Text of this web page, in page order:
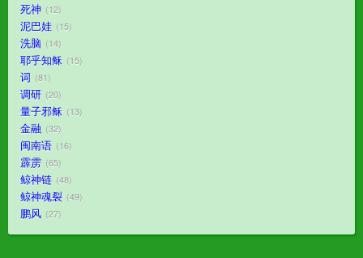
死神 12
泥巴娃 15
洗脑 14
耶乎知稣 15
词 81
调研 20
量子邪稣 13
金融 32
闽南语 16
霹雳 65
鲸神链 48
鲸神魂裂 49
鹏风 27